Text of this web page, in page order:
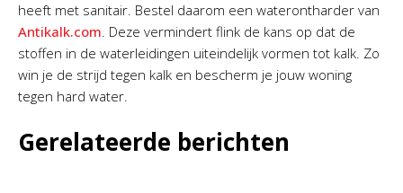
heeft met sanitair. Bestel daarom een waterontharder van
Antikalk.com. Deze vermindert flink de kans op dat de
stoffen in de waterleidingen uiteindelijk vormen tot kalk. Zo
win je de strijd tegen kalk en bescherm je jouw woning
tegen hard water.
Gerelateerde berichten